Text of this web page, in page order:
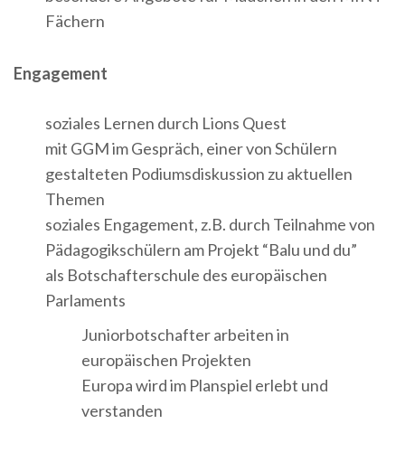
Fächern
Engagement
soziales Lernen durch Lions Quest
mit GGM im Gespräch, einer von Schülern
gestalteten Podiumsdiskussion zu aktuellen
Themen
soziales Engagement, z.B. durch Teilnahme von
Pädagogikschülern am Projekt “Balu und du”
als Botschafterschule des europäischen
Parlaments
Juniorbotschafter arbeiten in
europäischen Projekten
Europa wird im Planspiel erlebt und
verstanden